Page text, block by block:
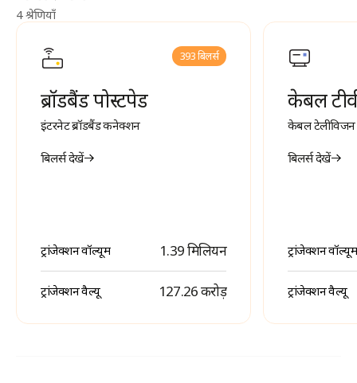
4 श्रेणियाँ
393 बिलर्स
ब्रॉडबैंड पोस्टपेड
इंटरनेट ब्रॉडबैंड कनेक्शन
बिलर्स देखें
ट्रांजेक्शन वॉल्यूम 1.39 मिलियन
ट्रांजेक्शन वैल्यू ₹ 127.26 करोड़
केबल
केबल टेलीविजन
बिलर्स देखें
ट्रांजेक्शन वॉल्यूम
ट्रांजेक्शन वैल्यू